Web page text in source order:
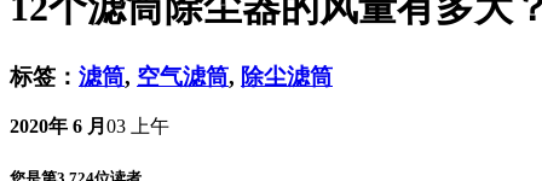
标签： 滤筒, 空气滤筒, 除尘滤筒
2020年 6 月 03 上午